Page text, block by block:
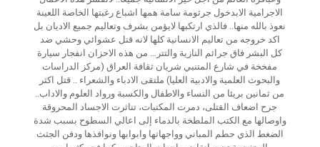
الاجرامية الابدخول جرثومة سامة همها اشباع رغبتها الخاصة اللعينة
نعوذ بالله منها.. فالذي ارتكبها لايؤمن بشرف وتعاليم جميع الاديان بل
اكد خروجه من تعاليم الانسانية كلها لانه قتل عشوائي وحشي ضد
كل البشر فاق جرائم النازية والتتر… من هذه الاحزان انفجار سيارة
مفخخة في شارع المتنبي شريان ثقافة العراق (مركز الدراسات
والبحوث العلمية والادبية العليا) ملتقى الادباء والشعراء .. قتل اكثر
من ثمانين بريئا من النساء والاطفال والكسبة ورواد العلوم والاداب..
جرح اضعاف القتلى، دمرت المكتبات، تناثرت الاجساد المحروقة
واوصالها مع الكتب الملطخة بالدماء إلى اعالي السطوح بسبب شدة
الضغط الذي حطم المباني وواجهاتها وابوابها ونوافذها ودفن الجثث